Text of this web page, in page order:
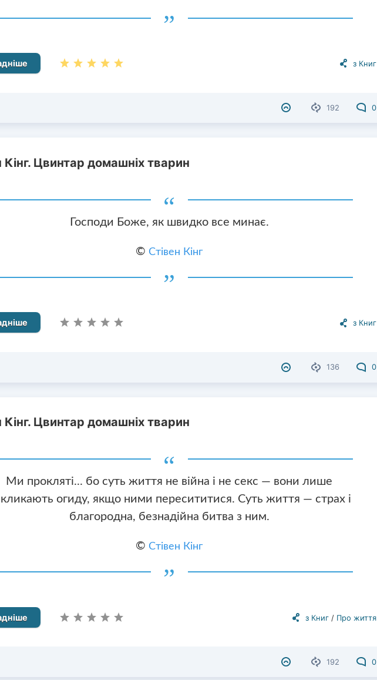
з Книг
192 0
Кінг. Цвинтар домашніх тварин
Господи Боже, як швидко все минає.
©Стівен Кінг
з Книг
136 0
Кінг. Цвинтар домашніх тварин
Ми прокляті... бо суть життя не війна і не секс — вони лише
огиду, якщо ними пересититися. Суть життя — страх і
благородна, безнадійна битва з ним.
©Стівен Кінг
з Книг/ Про життя
192 0